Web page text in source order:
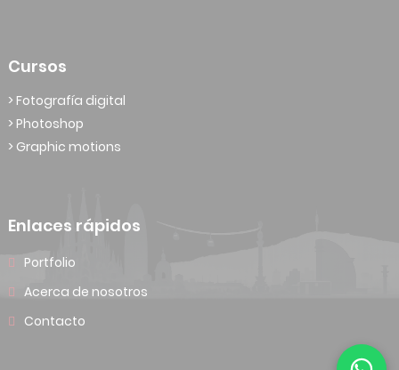
Cursos
> Fotografía digital
> Photoshop
> Graphic motions
Enlaces rápidos
Portfolio
Acerca de nosotros
Contacto